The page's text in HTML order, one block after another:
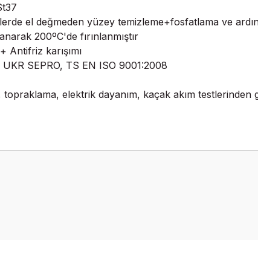
el değmeden yüzey temizleme+fosfatlama ve
200ºC'de fırınlanmıştır
Antifriz karışımı
SEPRO, TS EN ISO 9001:2008
elektrik dayanım, kaçak akım testlerinden